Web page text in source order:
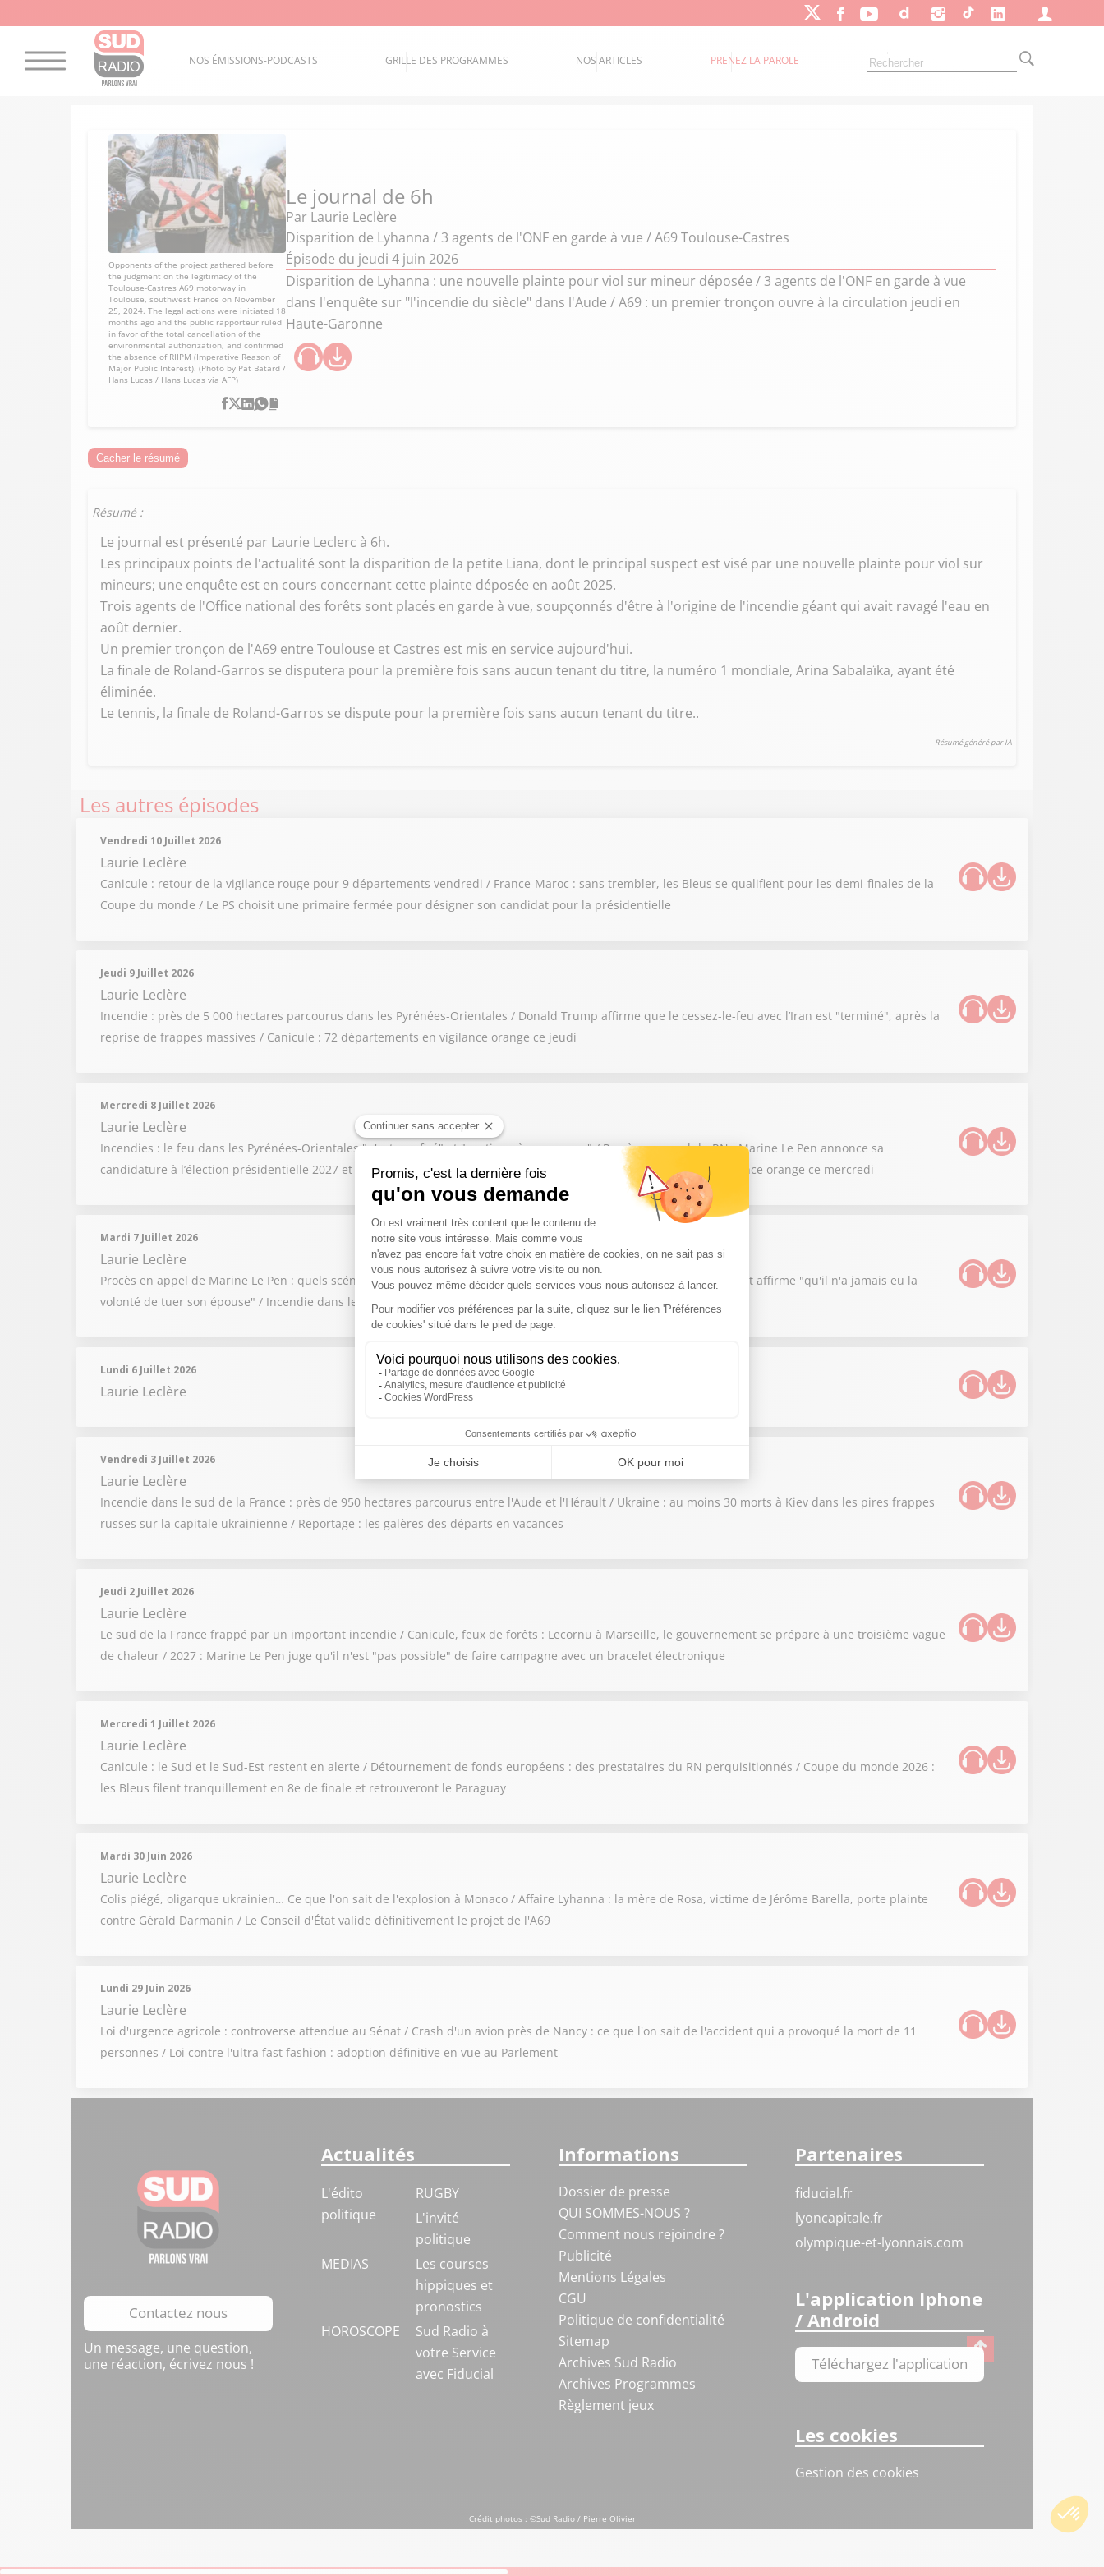
NOS ÉMISSIONS-PODCASTS GRILLE DES PROGRAMMES NOS ARTICLES PRENEZ LA PAROLE
Opponents of the project gathered before
the judgment on the legitimacy of the
Toulouse-Castres A69 motorway in
Toulouse, southwest France on November
25, 2024. The legal actions were initiated 18
months ago and the public rapporteur ruled
in favor of the total cancellation of the
environmental authorization, and confirmed
the absence of RIIPM (Imperative Reason of
Major Public Interest). (Photo by Pat Batard /
Hans Lucas / Hans Lucas via AFP)
Le journal de 6h
Par Laurie Leclère
Disparition de Lyhanna / 3 agents de l'ONF en garde à vue / A69 Toulouse-Castres
Épisode du jeudi 4 juin 2026
Disparition de Lyhanna : une nouvelle plainte pour viol sur mineur déposée / 3 agents de l'ONF en garde à vue
dans l'enquête sur "l'incendie du siècle" dans l'Aude / A69 : un premier tronçon ouvre à la circulation jeudi en
Haute-Garonne
Cacher le résumé
Résumé :
Le journal est présenté par Laurie Leclerc à 6h.
Les principaux points de l'actualité sont la disparition de la petite Liana, dont le principal suspect est visé par une nouvelle plainte pour viol sur
mineurs; une enquête est en cours concernant cette plainte déposée en août 2025.
Trois agents de l'Office national des forêts sont placés en garde à vue, soupçonnés d'être à l'origine de l'incendie géant qui avait ravagé l'eau en
août dernier.
Un premier tronçon de l'A69 entre Toulouse et Castres est mis en service aujourd'hui.
La finale de Roland-Garros se disputera pour la première fois sans aucun tenant du titre, la numéro 1 mondiale, Arina Sabalaïka, ayant été
éliminée.
Le tennis, la finale de Roland-Garros se dispute pour la première fois sans aucun tenant du titre..
Résumé généré par IA
Les autres épisodes
Vendredi 10 Juillet 2026
Laurie Leclère
Canicule : retour de la vigilance rouge pour 9 départements vendredi / France-Maroc : sans trembler, les Bleus se qualifient pour les demi-finales de la
Coupe du monde / Le PS choisit une primaire fermée pour désigner son candidat pour la présidentielle
Jeudi 9 Juillet 2026
Laurie Leclère
Incendie : près de 5 000 hectares parcourus dans les Pyrénées-Orientales / Donald Trump affirme que le cessez-le-feu avec l’Iran est "terminé", après la
reprise de frappes massives / Canicule : 72 départements en vigilance orange ce jeudi
Mercredi 8 Juillet 2026
Laurie Leclère
Incendies : le feu dans les Pyrénées-Orientales "n'est pas fixé" et "continue à progresser" / Procès en appel du RN : Marine Le Pen annonce sa
candidature à l’élection présidentielle 2027 et son pourvoi en cassation / Canicule : 67 départements placés en vigilance orange ce mercredi
Mardi 7 Juillet 2026
Laurie Leclère
Procès en appel de Marine Le Pen : quels scénarios après le verdict du 7 juillet ? / Aveux de Cédric Jubillar : son avocat affirme "qu'il n'a jamais eu la
volonté de tuer son épouse" / Incendie dans les Pyrénées-Orientales : le feu a parcouru 4.900 hectares
Lundi 6 Juillet 2026
Laurie Leclère
Vendredi 3 Juillet 2026
Laurie Leclère
Incendie dans le sud de la France : près de 950 hectares parcourus entre l'Aude et l'Hérault / Ukraine : au moins 30 morts à Kiev dans les pires frappes
russes sur la capitale ukrainienne / Reportage : les galères des départs en vacances
Jeudi 2 Juillet 2026
Laurie Leclère
Le sud de la France frappé par un important incendie / Canicule, feux de forêts : Lecornu à Marseille, le gouvernement se prépare à une troisième vague
de chaleur / 2027 : Marine Le Pen juge qu'il n'est "pas possible" de faire campagne avec un bracelet électronique
Mercredi 1 Juillet 2026
Laurie Leclère
Canicule : le Sud et le Sud-Est restent en alerte / Détournement de fonds européens : des prestataires du RN perquisitionnés / Coupe du monde 2026 :
les Bleus filent tranquillement en 8e de finale et retrouveront le Paraguay
Mardi 30 Juin 2026
Laurie Leclère
Colis piégé, oligarque ukrainien… Ce que l'on sait de l'explosion à Monaco / Affaire Lyhanna : la mère de Rosa, victime de Jérôme Barella, porte plainte
contre Gérald Darmanin / Le Conseil d'État valide définitivement le projet de l'A69
Lundi 29 Juin 2026
Laurie Leclère
Loi d'urgence agricole : controverse attendue au Sénat / Crash d'un avion près de Nancy : ce que l'on sait de l'accident qui a provoqué la mort de 11
personnes / Loi contre l'ultra fast fashion : adoption définitive en vue au Parlement
Contactez nous
Un message, une question,
une réaction, écrivez nous !
Actualités
L'édito
politique
RUGBY
L'invité
politique
MEDIAS
Les courses
hippiques et
pronostics
HOROSCOPE
Sud Radio à
votre Service
avec Fiducial
Informations
Dossier de presse
QUI SOMMES-NOUS ?
Comment nous rejoindre ?
Publicité
Mentions Légales
CGU
Politique de confidentialité
Sitemap
Archives Sud Radio
Archives Programmes
Règlement jeux
Partenaires
fiducial.fr
lyoncapitale.fr
olympique-et-lyonnais.com
L'application Iphone
/ Android
Téléchargez l'application
Les cookies
Gestion des cookies
Crédit photos : ©Sud Radio / Pierre Olivier